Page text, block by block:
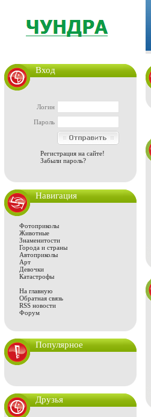
Вход
Логин
Пароль
Регистрация на сайте!
Забыли пароль?
Навигация
Фотоприколы
Животные
Знаменитости
Города и страны
Автоприколы
Арт
Девочки
Катастрофы
На главную
Обратная связь
RSS новости
Форум
Популярное
Друзья